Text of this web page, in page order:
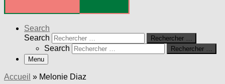
Search
Search
Rechercher …
Search
Rechercher …
Menu
Accueil » Melonie Diaz